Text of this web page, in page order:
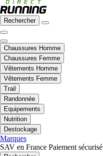
Rechercher
Chaussures Homme
Chaussures Femme
Vêtements Homme
Vêtements Femme
Trail
Randonnée
Equipements
Nutrition
Destockage
Marques
SAV en France Paiement sécurisé